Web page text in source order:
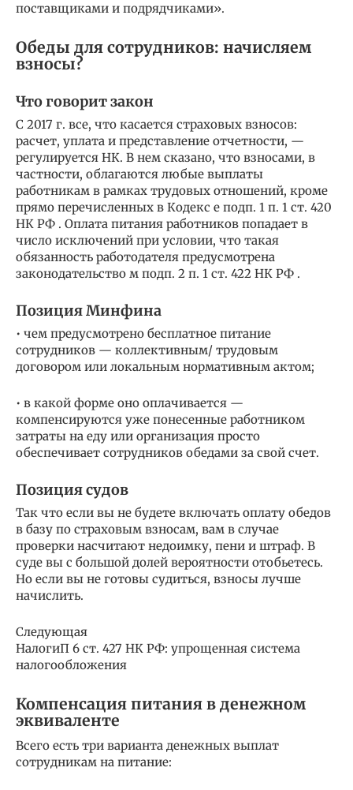
поставщиками и подрядчиками».
Обеды для сотрудников: начисляем
взносы?
Что говорит закон
С 2017 г. все, что касается страховых взносов:
расчет, уплата и представление отчетности, —
регулируется НК. В нем сказано, что взносами, в
частности, облагаются любые выплаты
работникам в рамках трудовых отношений, кроме
прямо перечисленных в Кодекс е подп. 1 п. 1 ст. 420
НК РФ . Оплата питания работников попадает в
число исключений при условии, что такая
обязанность работодателя предусмотрена
законодательство м подп. 2 п. 1 ст. 422 НК РФ .
Позиция Минфина
• чем предусмотрено бесплатное питание
сотрудников — коллективным/ трудовым
договором или локальным нормативным актом;
• в какой форме оно оплачивается —
компенсируются уже понесенные работником
затраты на еду или организация просто
обеспечивает сотрудников обедами за свой счет.
Позиция судов
Так что если вы не будете включать оплату обедов
в базу по страховым взносам, вам в случае
проверки насчитают недоимку, пени и штраф. В
суде вы с большой долей вероятности отобьетесь.
Но если вы не готовы судиться, взносы лучше
начислить.
Следующая
НалогиП 6 ст. 427 НК РФ: упрощенная система
налогообложения
Компенсация питания в денежном
эквиваленте
Всего есть три варианта денежных выплат
сотрудникам на питание: